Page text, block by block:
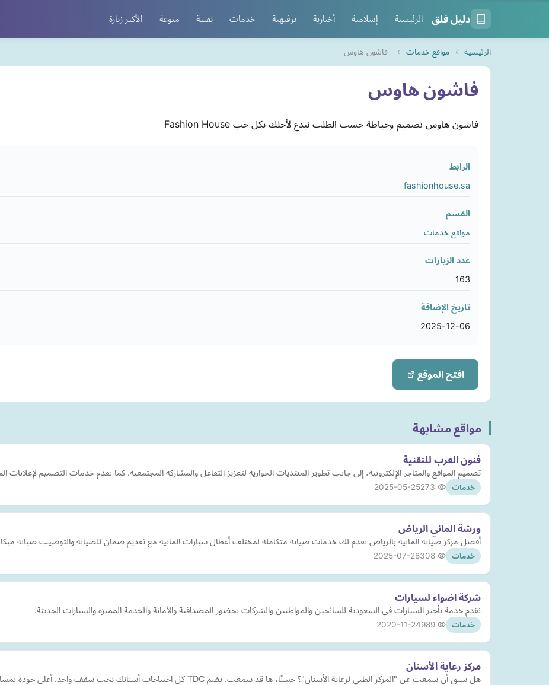
دليل فلق الرئيسية إسلامية أخبارية ترفيهية خدمات تقنية منوعة الأكثر زيارة
الرئيسية › مواقع خدمات › فاشون هاوس
فاشون هاوس
فاشون هاوس تصميم وخياطة حسب الطلب نبدع لأجلك بكل حب Fashion House
الرابط
fashionhouse.sa
القسم
مواقع خدمات
عدد الزيارات
163
تاريخ الإضافة
2025-12-06
افتح الموقع
مواقع مشابهة
فنون العرب للتقنية
تصميم المواقع والمتاجر الإلكترونية، إلى جانب تطوير المنتديات الحوارية لتعزيز التفاعل والمشاركة المجتمعية. كما نقدم خدمات التصميم
خدمات 2025-05-25
ورشة الماني الرياض
أفضل مركز صيانة المانية بالرياض نقدم لك خدمات صيانة متكاملة لمختلف أعطال سيارات المانيه مع تقديم ضمان للصيانة والتوضيب صيانة
خدمات 2025-07-28
شركة اضواء لسيارات
نقدم خدمة تأجير السيارات في السعودية للسائحين والمواطنين والشركات بحضور المصداقية والأمانة والخدمة المميزة والسيارات الحديثة.
خدمات 2020-11-24
مركز رعاية الأسنان
هل سبق أن سمعت عن "المركز الطبي لرعاية الأسنان"؟ حسنًا، ها قد سمعت. يضم TDC كل احتياجات أسنانك تحت سقف واحد. أعلى جودة بمساعدة أحدث الأجهزة العالمية.